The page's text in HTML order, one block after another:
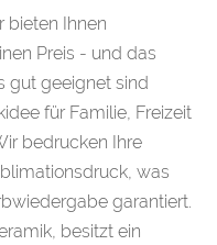
bieten Ihnen
Preis - und das
gut geeignet sind
für Familie, Freizeit
bedrucken Ihre
was
garantiert.
besitzt ein